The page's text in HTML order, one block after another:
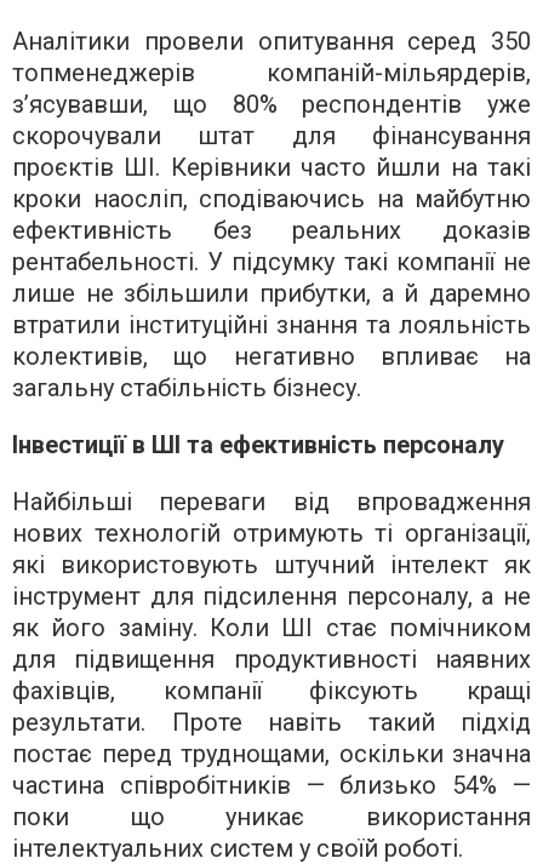
Аналітики провели опитування серед 350
топменеджерів компаній-мільярдерів,
з’ясувавши, що 80% респондентів уже
скорочували штат для фінансування
проєктів ШІ. Керівники часто йшли на такі
кроки наосліп, сподіваючись на майбутню
ефективність без реальних доказів
рентабельності. У підсумку такі компанії не
лише не збільшили прибутки, а й даремно
втратили інституційні знання та лояльність
колективів, що негативно впливає на
загальну стабільність бізнесу.
Інвестиції в ШІ та ефективність персоналу
Найбільші переваги від впровадження
нових технологій отримують ті організації,
які використовують штучний інтелект як
інструмент для підсилення персоналу, а не
як його заміну. Коли ШІ стає помічником
для підвищення продуктивності наявних
фахівців, компанії фіксують кращі
результати. Проте навіть такий підхід
постає перед труднощами, оскільки значна
частина співробітників — близько 54% —
поки що уникає використання
інтелектуальних систем у своїй роботі.